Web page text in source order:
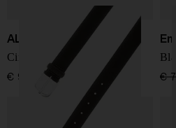
ALBERTOLUTI
Cintura con fibbia quadrata
€ 99,00 €